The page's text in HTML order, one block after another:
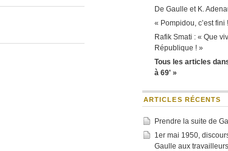
accueille
De Gaulle et K.
« Pompidou, c’est fini
Rafik Smati : « Que
République ! »
Tous les articles
à 69' »
ARTICLES RÉCENTS
Prendre la suite de
1er mai 1950,
Gaulle aux